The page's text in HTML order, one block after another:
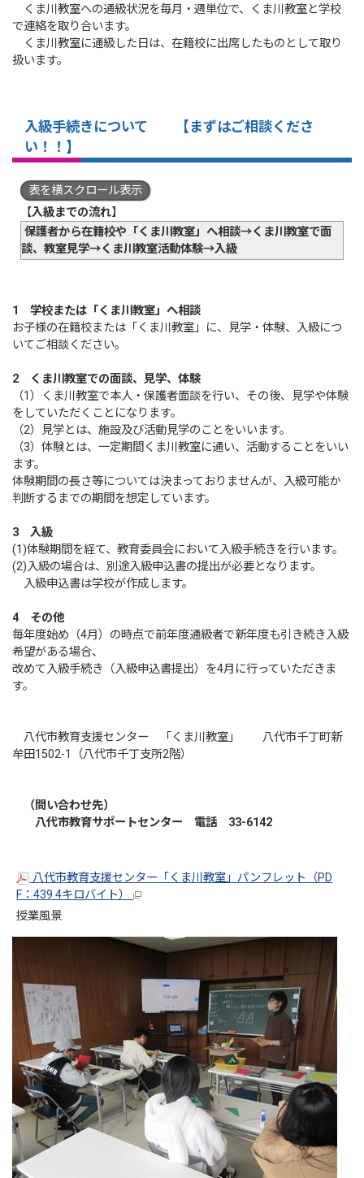
くま川教室への通級状況を毎月・週単位で、くま川教室と学校
で連絡を取り合います。
くま川教室に通級した日は、在籍校に出席したものとして取り
扱います。
入級手続きについて
【まずはご相談くださ
い！！】
表を横スクロール表示
【入級までの流れ】
保護者から在籍校や「くま川教室」へ相談→くま川教室で面
談、教室見学→くま川教室活動体験→入級
1 学校または「くま川教室」へ相談
お子様の在籍校または「くま川教室」に、見学・体験、入級につ
いてご相談ください。
2 くま川教室での面談、見学、体験
（1）くま川教室で本人・保護者面談を行い、その後、見学や体験
をしていただくことになります。
（2）見学とは、施設及び活動見学のことをいいます。
（3）体験とは、一定期間くま川教室に通い、活動することをいい
ます。
体験期間の長さ等については決まっておりませんが、入級可能か
判断するまでの期間を想定しています。
3 入級
(1)体験期間を経て、教育委員会において入級手続きを行います。
(2)入級の場合は、別途入級申込書の提出が必要となります。
入級申込書は学校が作成します。
4 その他
毎年度始め（4月）の時点で前年度通級者で新年度も引き続き入級
希望がある場合、
改めて入級手続き（入級申込書提出）を4月に行っていただきま
す。
八代市教育支援センター 「くま川教室」 八代市千丁町新
牟田1502-1（八代市千丁支所2階）
（問い合わせ先）
八代市教育サポートセンター 電話 33-6142
八代市教育支援センター「くま川教室」パンフレット（PD
F：439.4キロバイト）
授業風景